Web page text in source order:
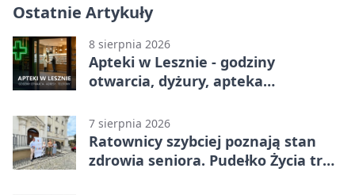
Ostatnie Artykuły
8 sierpnia 2026
Apteki w Lesznie - godziny
otwarcia, dyżury, apteka
7 sierpnia 2026
Ratownicy szybciej poznają stan
zdrowia seniora. Pudełko Życia trafi